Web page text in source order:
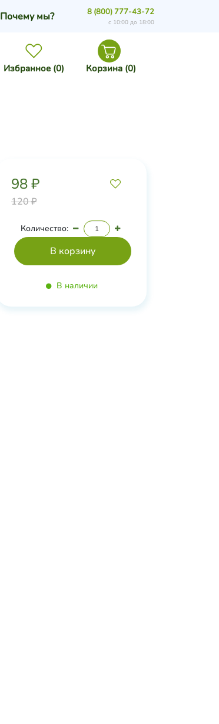
Избранное (0) Корзина (0)
Почему мы? 8 (800) 777-43-72
с 10:00 до 18:00
98 ₽
120 ₽
Количество:
В наличии